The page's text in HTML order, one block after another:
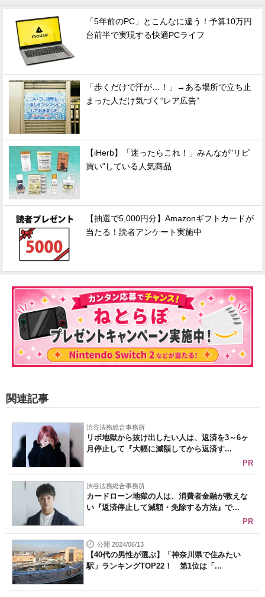
「5年前のPC」とこんなに違う！予算10万円
台前半で実現する快適PCライフ
「歩くだけで汗が…！」→ある場所で立ち止
まった人だけ気づく“レア広告”
【iHerb】「迷ったらこれ！」みんなが"リピ
買い"している人気商品
【抽選で5,000円分】Amazonギフトカードが
当たる！読者アンケート実施中
関連記事
渋谷法務総合事務所
リボ地獄から抜け出したい人は、返済を3～6ヶ
月停止して『大幅に減額してから返済す...
PR
渋谷法務総合事務所
カードローン地獄の人は、消費者金融が教えな
い『返済停止して減額・免除する方法』で...
PR
公開 2024/06/13
【40代の男性が選ぶ】「神奈川県で住みたい
駅」ランキングTOP22！ 第1位は「...